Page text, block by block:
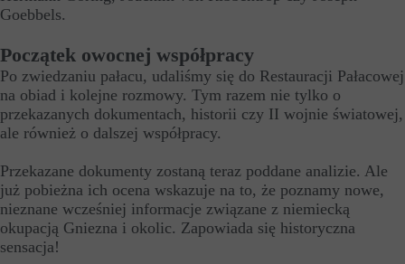
Goebbels.
Początek owocnej współpracy
Po zwiedzaniu pałacu, udaliśmy się do Restauracji Pałacowej
na obiad i kolejne rozmowy. Tym razem nie tylko o
przekazanych dokumentach, historii czy II wojnie światowej,
ale również o dalszej współpracy.
Przekazane dokumenty zostaną teraz poddane analizie. Ale
już pobieżna ich ocena wskazuje na to, że poznamy nowe,
nieznane wcześniej informacje związane z niemiecką
okupacją Gniezna i okolic. Zapowiada się historyczna
sensacja!